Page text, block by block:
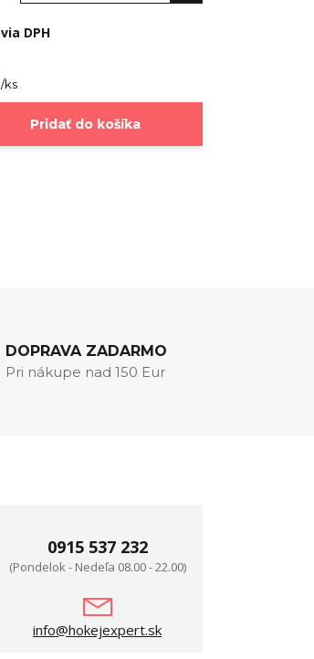
DPH
/ks
Pridať do košíka
DOPRAVA ZADARMO
Pri nákupe nad 150 Eur
0915 537 232
(Pondelok - Nedeľa 08.00 - 22.00)
info@hokejexpert.sk